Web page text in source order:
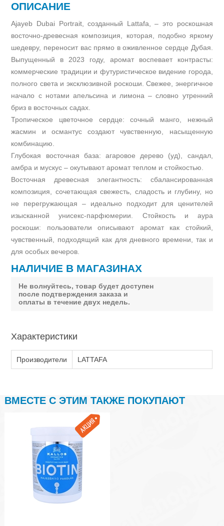
ОПИСАНИЕ
Ajayeb Dubai Portrait, созданный Lattafa, – это роскошная
восточно-древесная композиция, которая, подобно яркому
шедевру, переносит вас прямо в оживленное сердце Дубая.
Выпущенный в 2023 году, аромат воспевает контрасты:
коммерческие традиции и футуристическое видение города,
полного света и эксклюзивной роскоши. Свежее, энергичное
начало с нотами апельсина и лимона – словно утренний
бриз в восточных садах.
Тропическое цветочное сердце: сочный манго, нежный
жасмин и османтус создают чувственную, насыщенную
комбинацию.
Глубокая восточная база: агаровое дерево (уд), сандал,
амбра и мускус – окутывают аромат теплом и стойкостью.
Восточная древесная элегантность: сбалансированная
композиция, сочетающая свежесть, сладость и глубину, но
не перегружающая – идеально подходит для ценителей
изысканной унисекс-парфюмерии. Стойкость и аура
роскоши: пользователи описывают аромат как стойкий,
чувственный, подходящий как для дневного времени, так и
для особых вечеров.
НАЛИЧИЕ В МАГАЗИНАХ
Не волнуйтесь, товар будет доступен
после подтверждения заказа и
оплаты в течение двух недель.
Характеристики
Производители LATTAFA
ВМЕСТЕ С ЭТИМ ТАКЖЕ ПОКУПАЮТ